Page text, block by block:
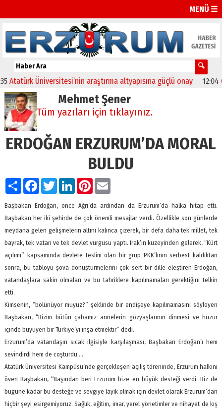
MENÜ ☰
Üniversitesi’nin araştırma altyapısına güçlü onay 12:04
Mehmet Şener
Tüm yazıları için tıklayınız.
ERDOĞAN ERZURUM’DA MORAL
BULDU
PaylaşFacebook
TwitterLinkedIn
Pinterest
Email
Başbakan Erdoğan, önce Ağrı’da ardından da Erzurum’da halka hitap etti.
Başbakan her iki şehirde de çok önemli mesajlar verdi. Özellikle son günlerde
meydana gelen gelişmelerin altını kalınca çizerek, bir defa daha tek millet, tek
bayrak, tek vatan ve tek devlet vurgusu yaptı. Irak’ın kuzeyinden gelerek, “Kürt
açılımı” kapsamında devlete teslim olan bir grup PKK’lının serbest kaldıktan
sonra, bu tabloyu şova dönüştürmelerini çok sert bir dille eleştiren Erdoğan,
vatandaşlara sakin olmaları ve bu tahriklere kapılmamaları gerektiğini telkin
etti.
Kimsenin, “bölünüyor muyuz?” şeklinde bir endişeye kapılmamasını söyleyen
Başbakan, “Bizim bütün çabamız annelerin gözyaşlarının dinmesi ve huzur
içinde büyüyen bir Türkiye’yi inşa etmektir” dedi.
Erzurum’da vatandaşın sıcak ilgisiyle karşılaşması, Başbakan Erdoğan’ı hem
sevindirdi hem de coşturdu.…
Atatürk Üniversitesi Kampüsü’nde gerçekleşen açılış töreninde, Erzurum halkını
öven Başbakan, “Başından beri Erzurum bize en büyük desteği verdi. Biz de
bugüne kadar bu desteğe ve sevgiye layık olmak için devlet olarak Erzurum’dan
hiçbir şeyi esirgemiyoruz. Sağlık, eğitim, imar, yerel yönetimler ve nihayet de kış